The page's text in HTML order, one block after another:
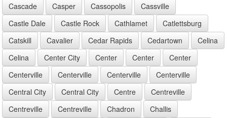
Cascade
Casper Cassopolis
Cassville
Castle Dale
Castle Rock Cathlamet
Catlettsburg
Catskill
Cavalier Cedar Rapids Cedartown
Celina
Celina
Center City Center Center
Center
Centerville
Centerville Centerville
Centerville
Central City
Central City Centre
Centreville
Centreville
Centreville Chadron
Challis